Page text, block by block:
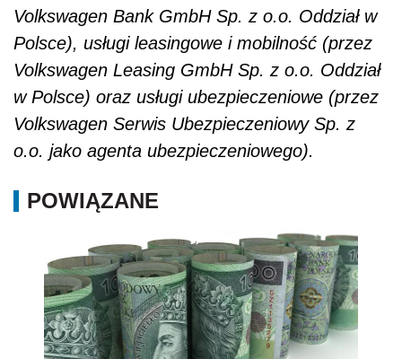
Volkswagen Bank GmbH Sp. z o.o. Oddział w
Polsce), usługi leasingowe i mobilność (przez
Volkswagen Leasing GmbH Sp. z o.o. Oddział
w Polsce) oraz usługi ubezpieczeniowe (przez
Volkswagen Serwis Ubezpieczeniowy Sp. z
o.o. jako agenta ubezpieczeniowego).
POWIĄZANE